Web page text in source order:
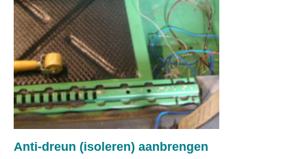
Anti-dreun (isoleren) aanbrengen